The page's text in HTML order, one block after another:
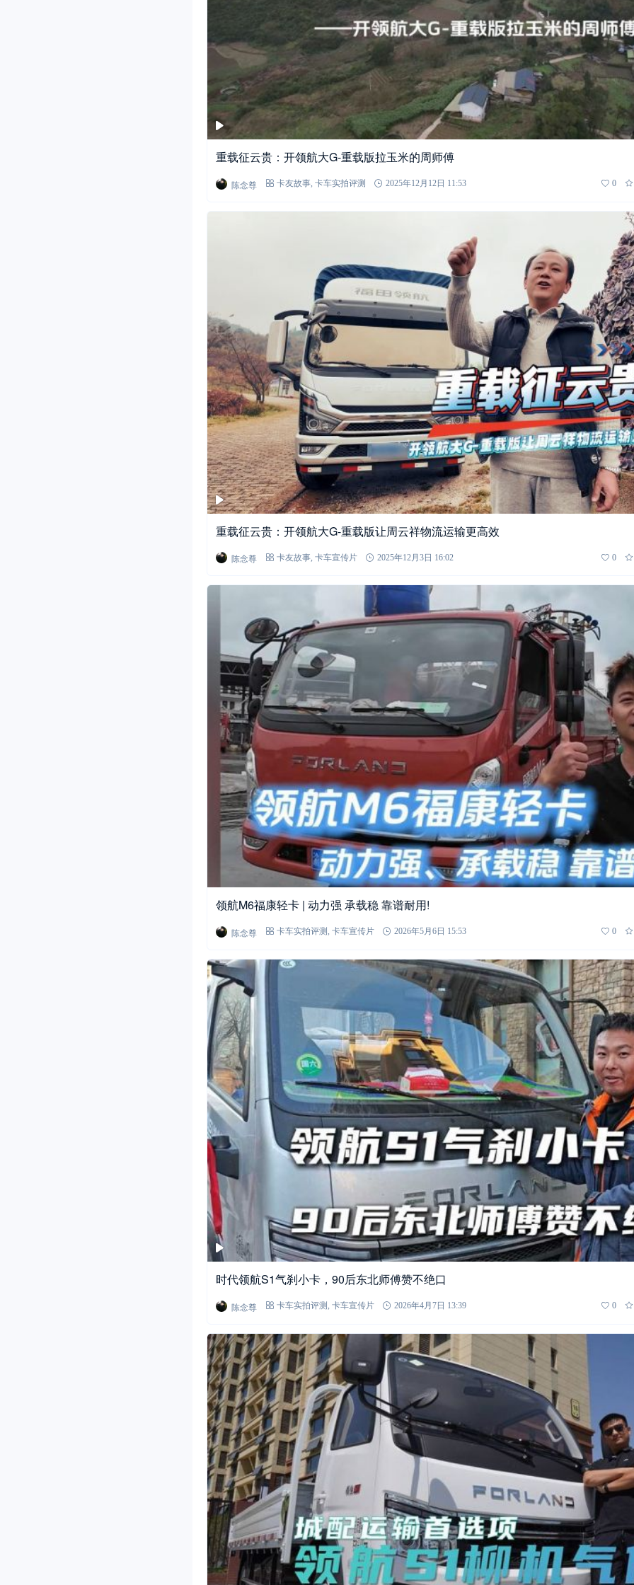
重载征云贵：开领航大G-重载版拉玉米的周师傅
陈念尊 卡友故事 卡车实拍评测 2025年12月12日 11:53 0
重载征云贵：开领航大G-重载版让周云祥物流运输更高效
陈念尊 卡友故事 卡车宣传片 2025年12月3日 16:02 0
领航M6福康轻卡 | 动力强 承载稳 靠谱耐用!
陈念尊 卡车实拍评测 卡车宣传片 2026年5月6日 15:53 0
时代领航S1气刹小卡，90后东北师傅赞不绝口
陈念尊 卡车实拍评测 卡车宣传片 2026年4月7日 13:39 0